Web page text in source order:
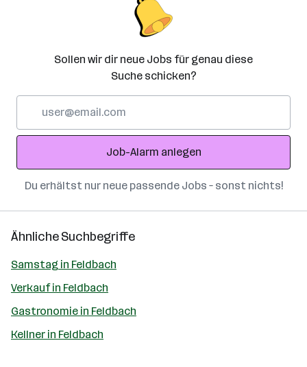
Sollen wir dir neue Jobs für genau diese
Suche schicken?
Adresse
Job-Alarm anlegen
Du erhältst nur neue passende Jobs – sonst nichts!
Ähnliche Suchbegriffe
Samstag in Feldbach
Verkauf in Feldbach
Gastronomie in Feldbach
Kellner in Feldbach